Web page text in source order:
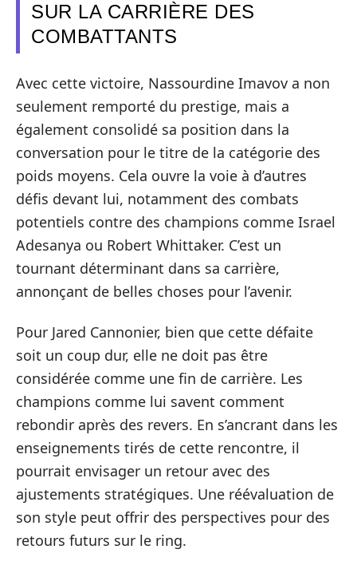
SUR LA CARRIÈRE DES
COMBATTANTS
Avec cette victoire, Nassourdine Imavov a non
seulement remporté du prestige, mais a
également consolidé sa position dans la
conversation pour le titre de la catégorie des
poids moyens. Cela ouvre la voie à d’autres
défis devant lui, notamment des combats
potentiels contre des champions comme Israel
Adesanya ou Robert Whittaker. C’est un
tournant déterminant dans sa carrière,
annonçant de belles choses pour l’avenir.
Pour Jared Cannonier, bien que cette défaite
soit un coup dur, elle ne doit pas être
considérée comme une fin de carrière. Les
champions comme lui savent comment
rebondir après des revers. En s’ancrant dans les
enseignements tirés de cette rencontre, il
pourrait envisager un retour avec des
ajustements stratégiques. Une réévaluation de
son style peut offrir des perspectives pour des
retours futurs sur le ring.